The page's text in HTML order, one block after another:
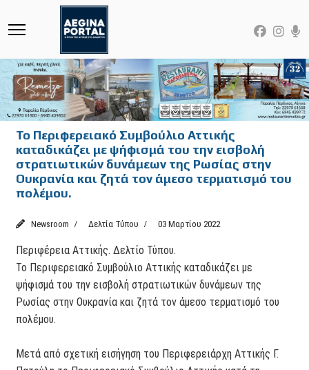
Το Περιφερειακό Συμβούλιο Αττικής
καταδικάζει με ψήφισμά του την εισβολή
στρατιωτικών δυνάμεων της Ρωσίας στην
Ουκρανία και ζητά τον άμεσο τερματισμό του
πολέμου.
Newsroom Δελτία Τύπου 03 Μαρτίου 2022
Περιφέρεια Αττικής. Δελτίο Τύπου.
Το Περιφερειακό Συμβούλιο Αττικής καταδικάζει με
ψήφισμά του την εισβολή στρατιωτικών δυνάμεων της
Ρωσίας στην Ουκρανία και ζητά τον άμεσο τερματισμό του
πολέμου.
Μετά από σχετική εισήγηση του Περιφερειάρχη Αττικής Γ.